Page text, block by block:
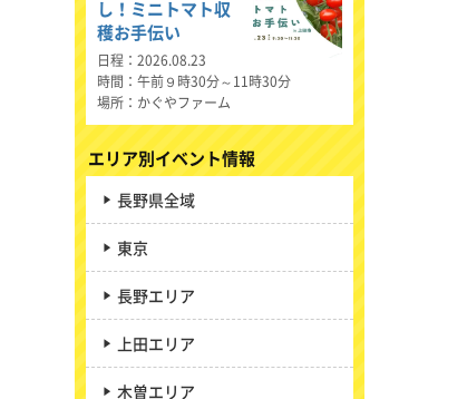
し！ミニトマト収
穫お手伝い
日程
2026.08.23
時間
午前９時30分～11時30分
場所
かぐやファーム
エリア別イベント情報
長野県全域
東京
長野エリア
上田エリア
木曽エリア